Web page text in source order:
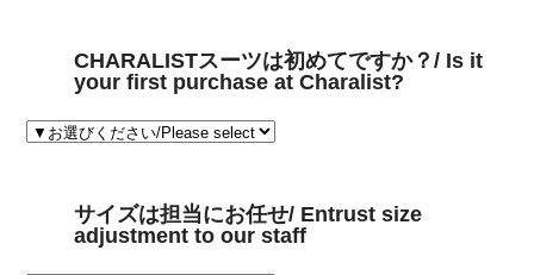
CHARALISTスーツは初めてですか？/ Is it
your first purchase at Charalist?
サイズは担当にお任せ/ Entrust size
adjustment to our staff